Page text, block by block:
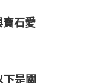
寶石愛
是關